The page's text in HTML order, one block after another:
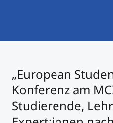
Study Finder
Masterclasses
„European
Konferenz am
Studierende,